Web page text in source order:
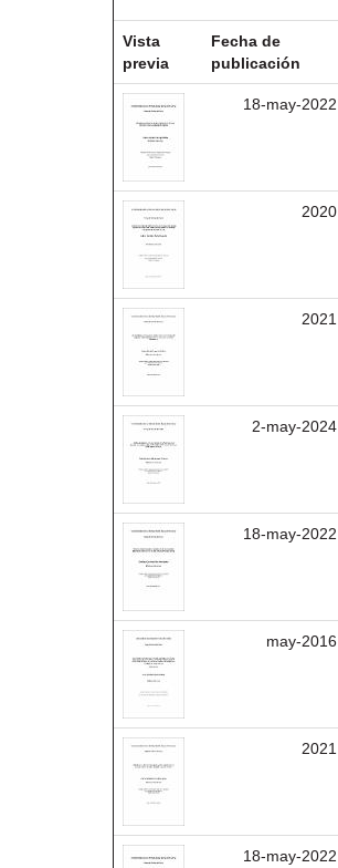
Vista
previa
Fecha de
publicación
18-may-2022
2020
2021
2-may-2024
18-may-2022
may-2016
2021
18-may-2022